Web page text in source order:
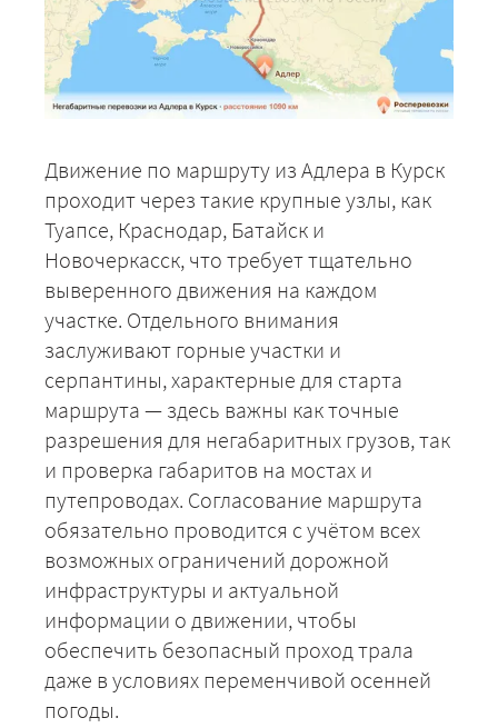
Движение по маршруту из Адлера в Курск
проходит через такие крупные узлы, как
Туапсе, Краснодар, Батайск и
Новочеркасск, что требует тщательно
выверенного движения на каждом
участке. Отдельного внимания
заслуживают горные участки и
серпантины, характерные для старта
маршрута — здесь важны как точные
разрешения для негабаритных грузов, так
и проверка габаритов на мостах и
путепроводах. Согласование маршрута
обязательно проводится с учётом всех
возможных ограничений дорожной
инфраструктуры и актуальной
информации о движении, чтобы
обеспечить безопасный проход трала
даже в условиях переменчивой осенней
погоды.